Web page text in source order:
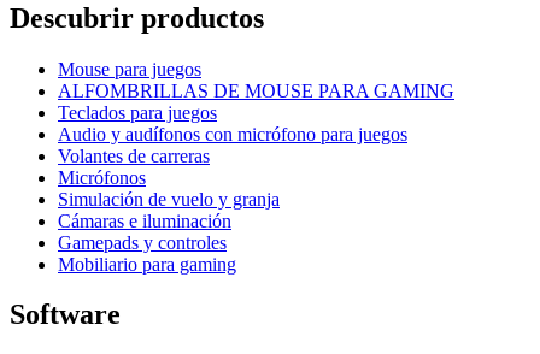
Descubrir productos
Mouse para juegos
ALFOMBRILLAS DE MOUSE PARA GAMING
Teclados para juegos
Audio y audífonos con micrófono para juegos
Volantes de carreras
Micrófonos
Simulación de vuelo y granja
Cámaras e iluminación
Gamepads y controles
Mobiliario para gaming
Software